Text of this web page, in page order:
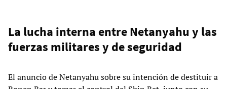
La lucha interna entre Netanyahu y las
fuerzas militares y de seguridad
El anuncio de Netanyahu sobre su intención de destituir a